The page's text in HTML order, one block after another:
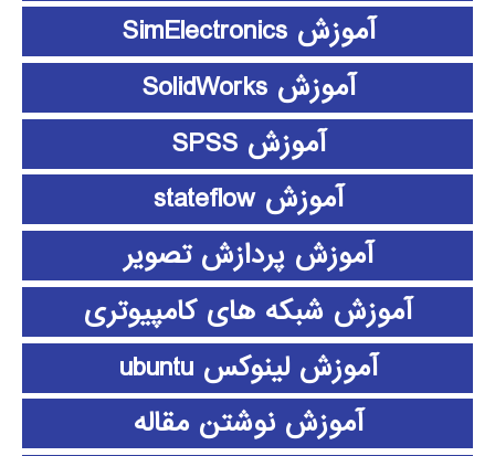
آموزش SimElectronics
آموزش SolidWorks
آموزش SPSS
آموزش stateflow
آموزش پردازش تصویر
آموزش شبکه های کامپیوتری
آموزش لینوکس ubuntu
آموزش نوشتن مقاله